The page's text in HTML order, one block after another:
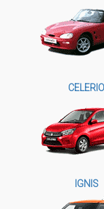
CELERIO
IGNIS